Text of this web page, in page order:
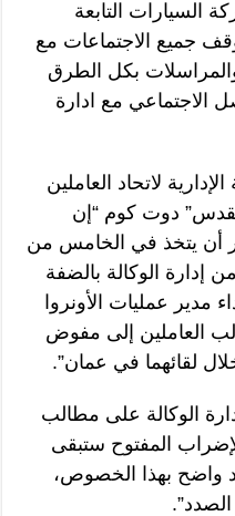
السيارات التابعة
جميع الاجتماعات مع
بكل الطرق
الاجتماعي مع ادارة
لاتحاد العاملين
دوت كوم “إن
أن يتخذ في الخامس من
الوكالة بالضفة
مدير عمليات الأونروا
العاملين إلى مفوض
لقائهما في عمان”.
الوكالة على مطالب
المفتوح ستبقى
واضح بهذا الخصوص،